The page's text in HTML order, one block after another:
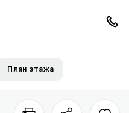
План этажа